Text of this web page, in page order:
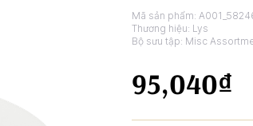
Mã sản phẩm:
Thương hiệu: Lys
Bộ sưu tập: Misc
95,040₫